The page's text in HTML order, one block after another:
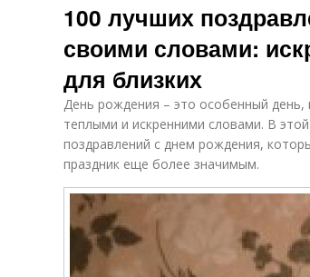
100 лучших
своими словами:
для близких
День рождения – это особенный день,
теплыми и искренними словами. В
поздравлений с днем рождения,
праздник еще более значимым.